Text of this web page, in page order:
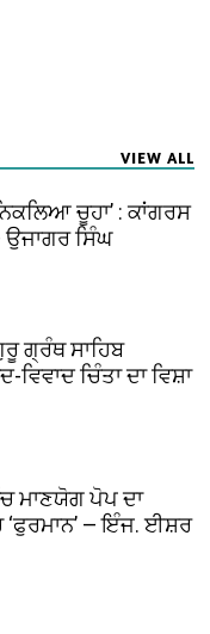
VIEW ALL
ਚੂਹਾ’ : ਕਾਂਗਰਸ
ਉਜਾਗਰ ਸਿੰਘ
ਗ੍ਰੰਥ ਸਾਹਿਬ
ਵਿਵਾਦ ਚਿੰਤਾ ਦਾ ਵਿਸ਼ਾ
ਮਾਣਯੋਗ ਪੋਪ ਦਾ
‘ਫੁਰਮਾਨ’ — ਇੰਜ. ਈਸ਼ਰ